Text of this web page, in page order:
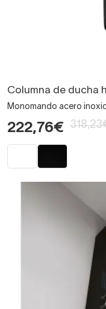
Columna de ducha
Monomando acero
222,76€